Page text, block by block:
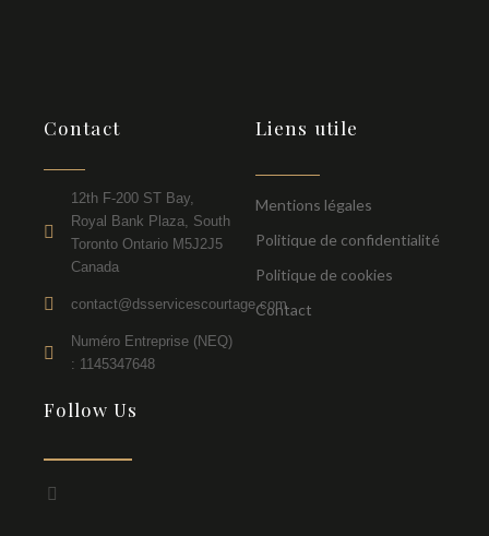
Contact
12th F-200 ST Bay,
Royal Bank Plaza, South
Toronto Ontario M5J2J5
Canada
contact@dsservicescourtage.com
Numéro Entreprise (NEQ)
: 1145347648
Liens utile
Mentions légales
Politique de confidentialité
Politique de cookies
Contact
Follow Us
F